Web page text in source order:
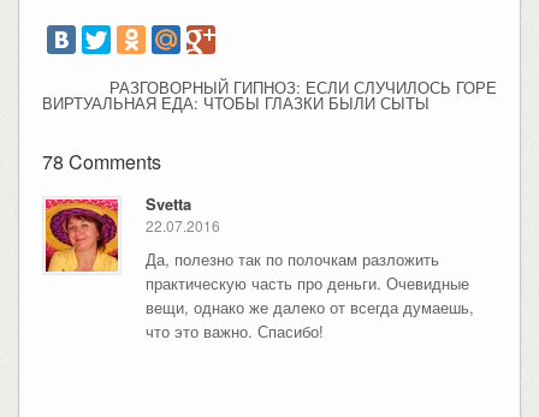
РАЗГОВОРНЫЙ ГИПНОЗ: ЕСЛИ СЛУЧИЛОСЬ ГОРЕ
ВИРТУАЛЬНАЯ ЕДА: ЧТОБЫ ГЛАЗКИ БЫЛИ СЫТЫ
78 Comments
Svetta
22.07.2016
Да, полезно так по полочкам разложить
практическую часть про деньги. Очевидные
вещи, однако же далеко от всегда думаешь,
что это важно. Спасибо!